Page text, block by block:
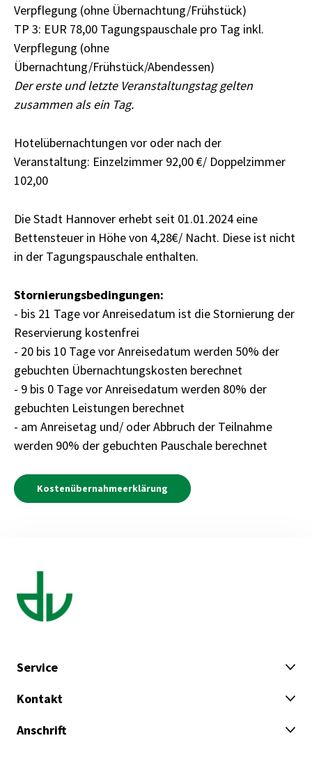
Verpflegung (ohne Übernachtung/Frühstück)
TP 3: EUR 78,00 Tagungspauschale pro Tag inkl.
Verpflegung (ohne
Übernachtung/Frühstück/Abendessen)
Der erste und letzte Veranstaltungstag gelten
zusammen als ein Tag.
Hotelübernachtungen vor oder nach der
Veranstaltung: Einzelzimmer 92,00 €/ Doppelzimmer
102,00
Die Stadt Hannover erhebt seit 01.01.2024 eine
Bettensteuer in Höhe von 4,28€/ Nacht. Diese ist nicht
in der Tagungspauschale enthalten.
Stornierungsbedingungen:
- bis 21 Tage vor Anreisedatum ist die Stornierung der
Reservierung kostenfrei
- 20 bis 10 Tage vor Anreisedatum werden 50% der
gebuchten Übernachtungskosten berechnet
- 9 bis 0 Tage vor Anreisedatum werden 80% der
gebuchten Leistungen berechnet
- am Anreisetag und/ oder Abbruch der Teilnahme
werden 90% der gebuchten Pauschale berechnet
Kostenübernahmeerklärung
Service
Kontakt
Anschrift